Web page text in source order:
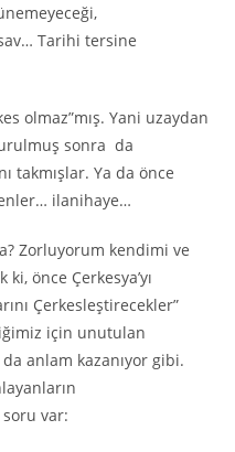
Tarihi tersine
olmaz”mış. Yani uzaydan
sonra da
takmışlar. Ya da önce
ilanihaye…
Zorluyorum kendimi ve
önce Çerkesya’yı
Çerkesleştirecekler”
için unutulan
anlam kazanıyor gibi.
soru var: